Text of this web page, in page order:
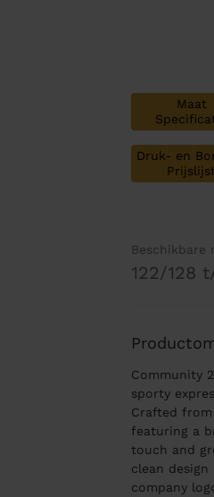
Maat
Druk- en
Beschikbare
122/128
Community
sporty
Crafted
featuring a
touch and
clean
company